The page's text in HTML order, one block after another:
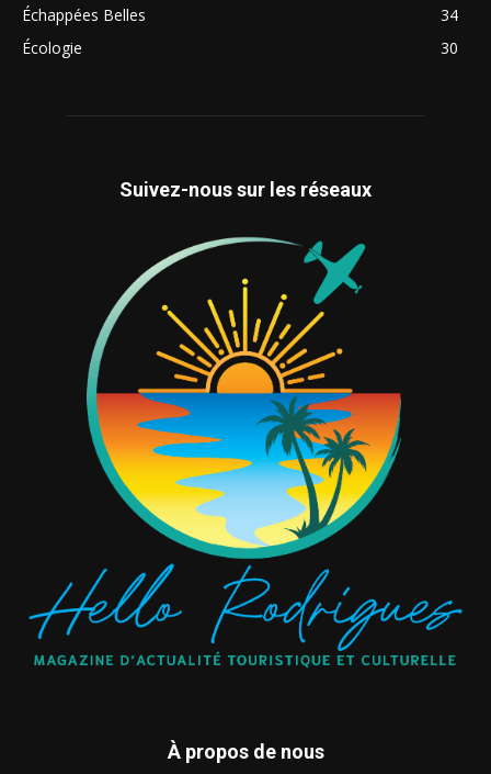
Échappées Belles
34
Écologie
30
Suivez-nous sur les réseaux
À propos de nous